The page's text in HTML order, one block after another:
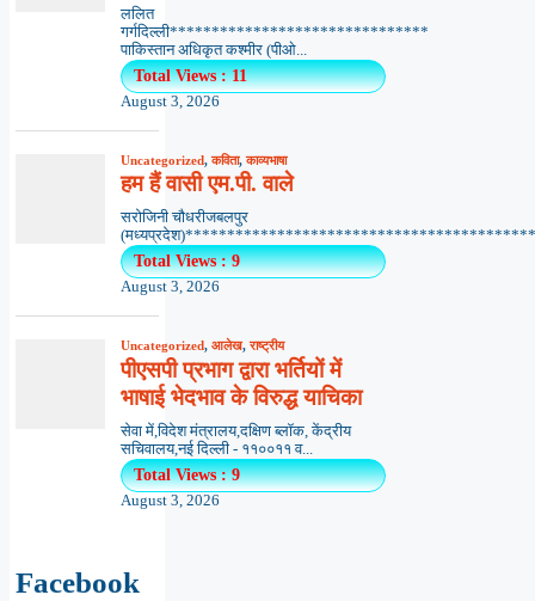
ललित
गर्गदिल्ली*******************************
पाकिस्तान अधिकृत कश्मीर (पीओ...
Total Views : 11
August 3, 2026
Uncategorized,कविता,काव्यभाषा
हम हैं वासी एम.पी. वाले
सरोजिनी चौधरीजबलपुर
Total Views : 9
August 3, 2026
Uncategorized, आलेख,राष्ट्रीय
पीएसपी प्रभाग द्वारा भर्तियों में
भाषाई भेदभाव के विरुद्ध याचिका
सेवा में,विदेश मंत्रालय,दक्षिण ब्लॉक, केंद्रीय
सचिवालय,नई दिल्ली - ११००११ व...
Total Views : 9
August 3, 2026
Facebook